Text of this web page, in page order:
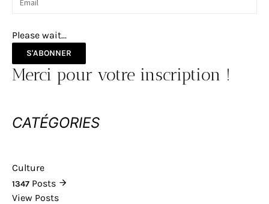
Please wait...
S'ABONNER
Merci pour votre inscription !
CATÉGORIES
Culture
1347 Posts
View Posts